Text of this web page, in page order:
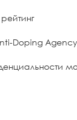
Doping Agency